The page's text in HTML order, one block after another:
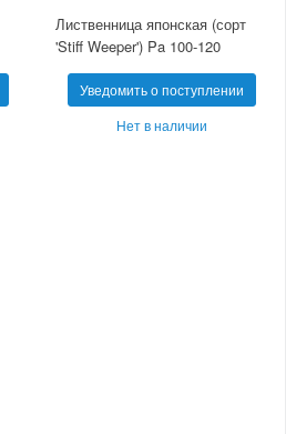
Лиственница японская (сорт
'Stiff Weeper') Pa 100-120
Уведомить о поступлении
Нет в наличии